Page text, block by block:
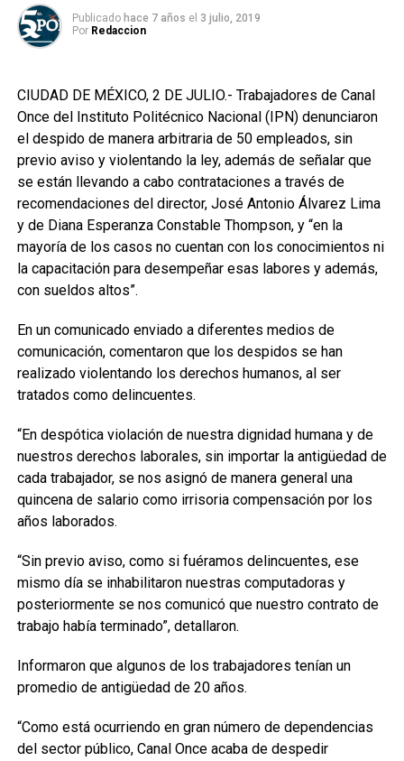
Publicado hace 7 años el 3 julio, 2019
Por Redaccion
CIUDAD DE MÉXICO, 2 DE JULIO.- Trabajadores de Canal
Once del Instituto Politécnico Nacional (IPN) denunciaron
el despido de manera arbitraria de 50 empleados, sin
previo aviso y violentando la ley, además de señalar que
se están llevando a cabo contrataciones a través de
recomendaciones del director, José Antonio Álvarez Lima
y de Diana Esperanza Constable Thompson, y “en la
mayoría de los casos no cuentan con los conocimientos ni
la capacitación para desempeñar esas labores y además,
con sueldos altos”.
En un comunicado enviado a diferentes medios de
comunicación, comentaron que los despidos se han
realizado violentando los derechos humanos, al ser
tratados como delincuentes.
“En despótica violación de nuestra dignidad humana y de
nuestros derechos laborales, sin importar la antigüedad de
cada trabajador, se nos asignó de manera general una
quincena de salario como irrisoria compensación por los
años laborados.
“Sin previo aviso, como si fuéramos delincuentes, ese
mismo día se inhabilitaron nuestras computadoras y
posteriormente se nos comunicó que nuestro contrato de
trabajo había terminado”, detallaron.
Informaron que algunos de los trabajadores tenían un
promedio de antigüedad de 20 años.
“Como está ocurriendo en gran número de dependencias
del sector público, Canal Once acaba de despedir